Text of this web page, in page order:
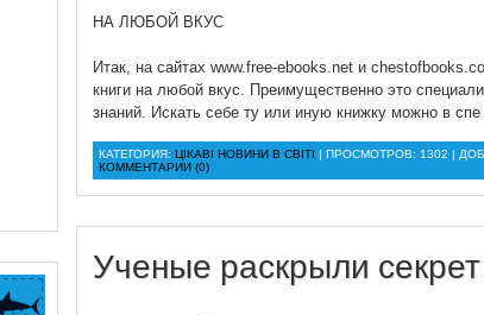
НА ЛЮБОЙ ВКУС
Итак, на сайтах www.free-ebooks.net и
книги на любой вкус. Преимущественно это
знаний. Искать себе ту или иную книжку можно в спе
КАТЕГОРИЯ: ЦІКАВІ НОВИНИ В СВІТІ | ПРОСМОТРОВ: 1302 |
КОММЕНТАРИИ (0)
Ученые раскрыли